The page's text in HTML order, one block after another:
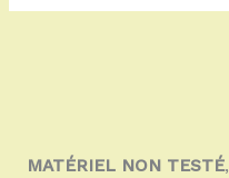
MATÉRIEL NON TESTÉ,